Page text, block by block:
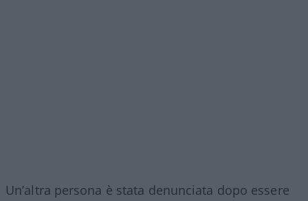
Un’altra persona è stata denunciata dopo essere